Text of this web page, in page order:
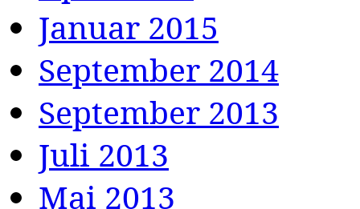
Januar 2015
September 2014
September 2013
Juli 2013
Mai 2013